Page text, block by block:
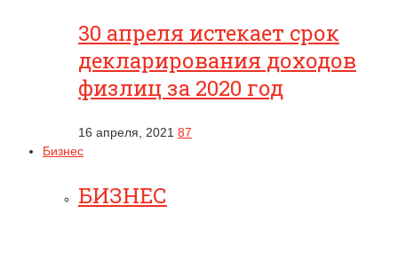
30 апреля истекает срок
декларирования доходов
физлиц за 2020 год
16 апреля, 2021 87
Бизнес
БИЗНЕС